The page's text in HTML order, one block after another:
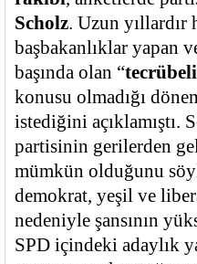
Scholz. Uzun yıllardır
başbakanlıklar yapan
başında olan “
konusu olmadığı
istediğini açıklamıştı.
partisinin gerilerden
mümkün olduğunu
demokrat, yeşil ve
nedeniyle şansının
SPD içindeki adaylık